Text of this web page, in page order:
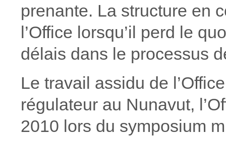
prenante. La structure en
l’Office lorsqu’il perd le
délais dans le processus
Le travail assidu de
régulateur au Nunavut,
2010 lors du symposium